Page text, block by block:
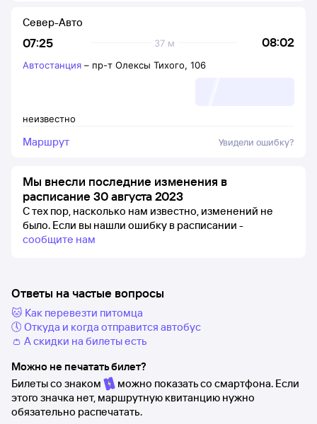
07:25 08:02
37 м
Север-Авто
неизвестно
Автостанция – пр-т Олексы Тихого, 106
Маршрут Увидели ошибку?
Мы внесли последние изменения в
расписание 30 августа 2023
С тех пор, насколько нам известно, изменений не
было. Если вы нашли ошибку в расписании -
сообщите нам
Ответы на частые вопросы
🐱 Как перевезти питомца
🕔 Откуда и когда отправится автобус
👛 А скидки на билеты есть
Можно не печатать билет?
Билеты со знаком
можно показать со смартфона. Если
этого значка нет, маршрутную квитанцию нужно
обязательно распечатать.